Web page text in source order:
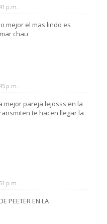
p.m.
mejor el mas lindo es
chau
p.m.
mejor pareja lejosss en la
te hacen llegar la
p.m.
PEETER EN LA